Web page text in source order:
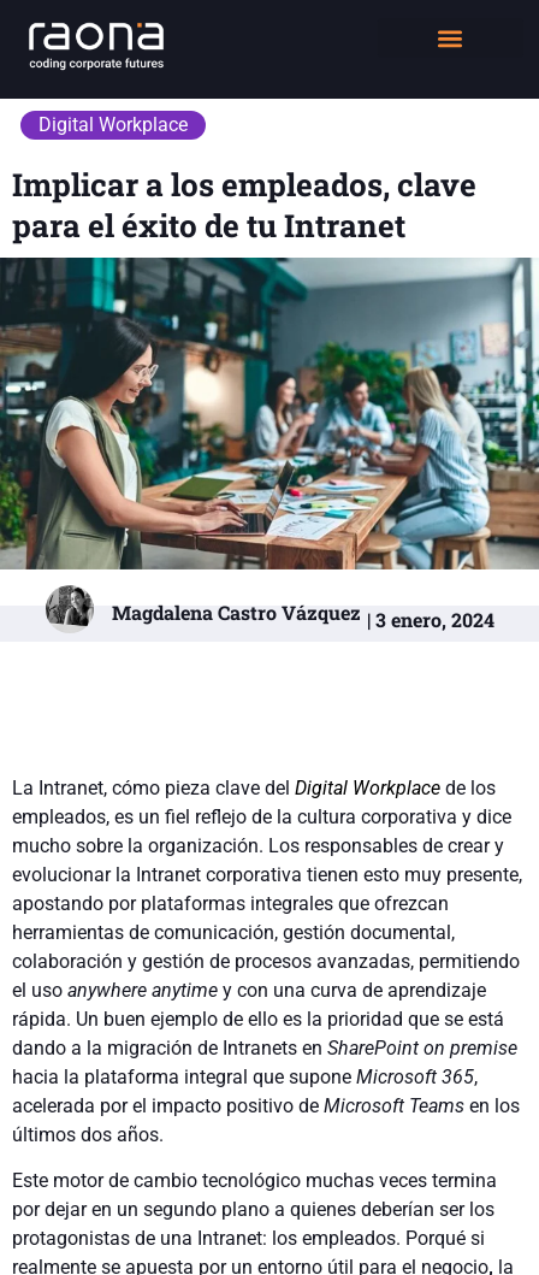
Digital Workplace
Implicar a los empleados, clave
para el éxito de tu Intranet
Magdalena Castro Vázquez | 3 enero, 2024
La Intranet, cómo pieza clave del Digital Workplace de los
empleados, es un fiel reflejo de la cultura corporativa y dice
mucho sobre la organización. Los responsables de crear y
evolucionar la Intranet corporativa tienen esto muy presente,
apostando por plataformas integrales que ofrezcan
herramientas de comunicación, gestión documental,
colaboración y gestión de procesos avanzadas, permitiendo
el uso anywhere anytime y con una curva de aprendizaje
rápida. Un buen ejemplo de ello es la prioridad que se está
dando a la migración de Intranets en SharePoint on premise
hacia la plataforma integral que supone Microsoft 365,
acelerada por el impacto positivo de Microsoft Teams en los
últimos dos años.
Este motor de cambio tecnológico muchas veces termina
por dejar en un segundo plano a quienes deberían ser los
protagonistas de una Intranet: los empleados. Porqué si
realmente se apuesta por un entorno útil para el negocio, la